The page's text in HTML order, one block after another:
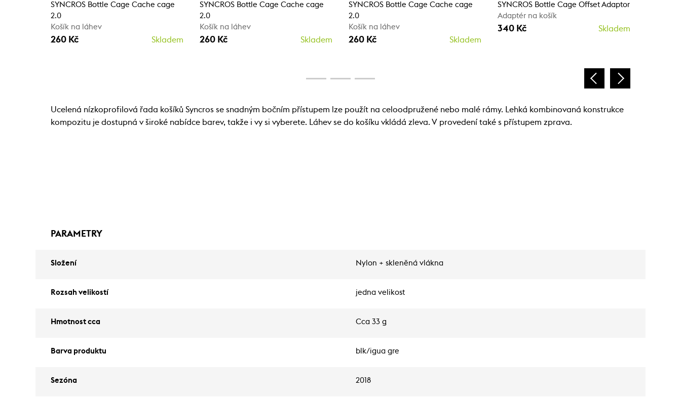
SYNCROS Bottle Cage Cache cage
2.0
Košík na láhev
260 Kč Skladem
SYNCROS Bottle Cage Cache cage
2.0
Košík na láhev
260 Kč Skladem
SYNCROS Bottle Cage Cache cage
2.0
Košík na láhev
260 Kč Skladem
SYNCROS Bottle Cage Offset Adaptor
Adaptér na košík
340 Kč Skladem
Ucelená nízkoprofilová řada košíků Syncros se snadným bočním přístupem lze použít na celoodpružené nebo malé rámy. Lehká kombinovaná konstrukce
kompozitu je dostupná v široké nabídce barev, takže i vy si vyberete. Láhev se do košíku vkládá zleva. V provedení také s přístupem zprava.
PARAMETRY
Složení Nylon + skleněná vlákna
Rozsah velikostí jedna velikost
Hmotnost cca Cca 33 g
Barva produktu blk/igua gre
Sezóna 2018